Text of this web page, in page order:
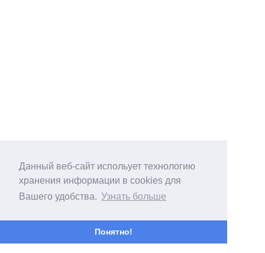
Данный веб-сайт испольует технологию
хранения информации в cookies для
Вашего удобства. Узнать больше
Понятно!